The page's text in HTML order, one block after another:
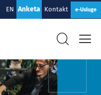
EN Anketa Kontakt e-Usluge